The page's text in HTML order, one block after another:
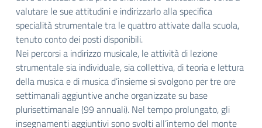
valutare le sue attitudini e indirizzarlo alla specifica
specialità strumentale tra le quattro attivate dalla scuola,
tenuto conto dei posti disponibili.
Nei percorsi a indirizzo musicale, le attività di lezione
strumentale sia individuale, sia collettiva, di teoria e lettura
della musica e di musica d’insieme si svolgono per tre ore
settimanali aggiuntive anche organizzate su base
plurisettimanale (99 annuali). Nel tempo prolungato, gli
insegnamenti aggiuntivi sono svolti all’interno del monte